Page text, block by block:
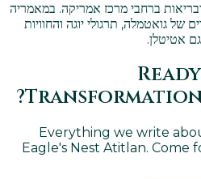
ברחבי מרכז אמריקה. במאמריה
גואטמלה, תרגולי יוגה והחוויות
אטיטלן.
Transformation
Everything we write
Eagle's Nest Atitlan. Come